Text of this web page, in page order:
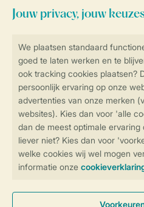
Controle over
Veilig en snel online
Veilige gegevensoverdracht
Veilige betaling
Blijf op de hoogte